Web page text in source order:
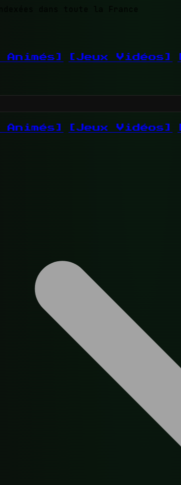
dans toute la France
Animés] [Jeux Vidéos]
Animés] [Jeux Vidéos]